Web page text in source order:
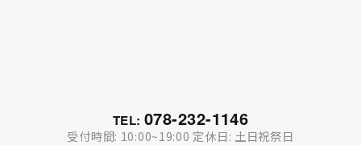
TEL: 078-232-1146
受付時間: 10:00~19:00 定休日: 土日祝祭日